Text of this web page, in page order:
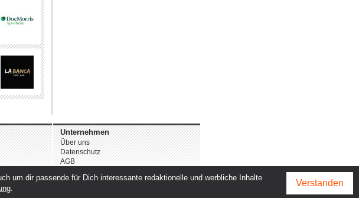
Unternehmen
Über uns
Datenschutz
AGB
um dir passende für Dich interessante redaktionelle und werbliche Inhalte
.
Verstanden